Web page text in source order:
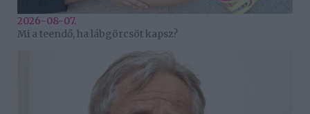
2026-08-07.
Mi a teendő, ha lábgörcsöt kapsz?